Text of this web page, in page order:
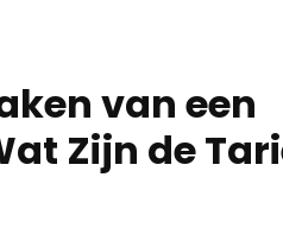
van een
Zijn de